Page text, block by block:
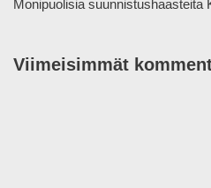
Monipuolisia suunnistushaasteita
Viimeisimmät